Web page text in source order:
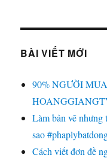
BÀI VIẾT MỚI
90% NGƯỜI
Làm bản vẽ
sao
Cách viết đơn đề